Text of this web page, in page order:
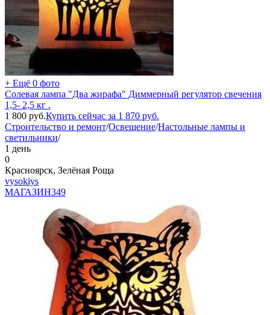
+ Ещё 0 фото
Солевая лампа "Два жирафа" Диммерный регулятор свечения
1,5- 2,5 кг .
1 800 руб.Купить сейчас за 1 870 руб.
Строительство и ремонт/Освещение/Настольные лампы и
светильники/
1 день
0
Красноярск, Зелёная Роща
vysokiys
МАГАЗИН349